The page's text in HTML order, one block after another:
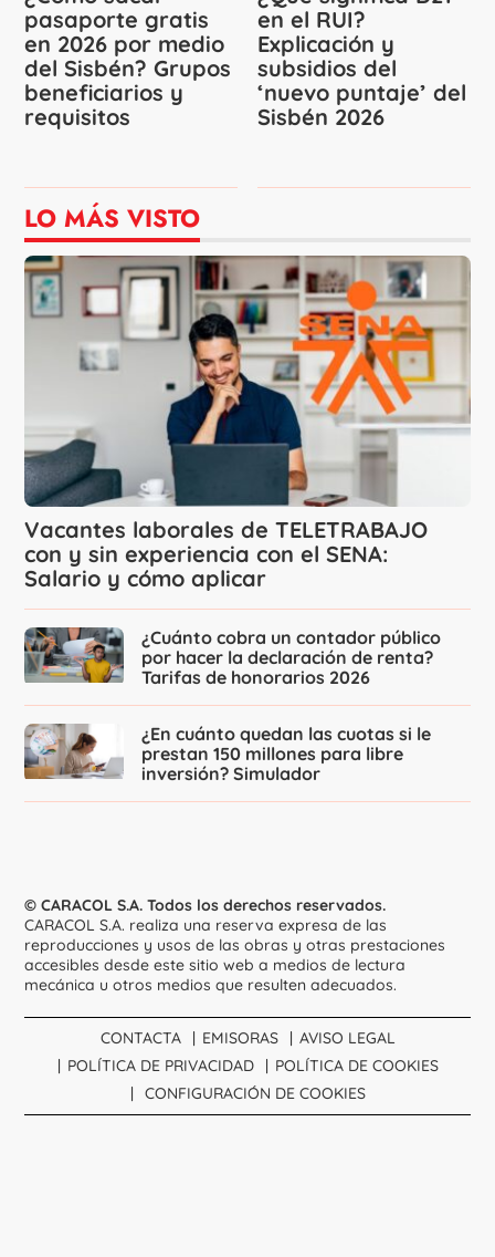
pasaporte gratis
en 2026 por medio
del Sisbén? Grupos
beneficiarios y
requisitos
en el RUI?
Explicación y
subsidios del
‘nuevo puntaje’ del
Sisbén 2026
LO MÁS VISTO
Vacantes laborales de TELETRABAJO
con y sin experiencia con el SENA:
Salario y cómo aplicar
¿Cuánto cobra un contador público
por hacer la declaración de renta?
Tarifas de honorarios 2026
¿En cuánto quedan las cuotas si le
prestan 150 millones para libre
inversión? Simulador
© CARACOL S.A. Todos los derechos reservados.
CARACOL S.A. realiza una reserva expresa de las
reproducciones y usos de las obras y otras prestaciones
accesibles desde este sitio web a medios de lectura
mecánica u otros medios que resulten adecuados.
CONTACTA EMISORAS
AVISO LEGAL
POLÍTICA DE PRIVACIDAD
POLÍTICA DE COOKIES
CONFIGURACIÓN DE COOKIES